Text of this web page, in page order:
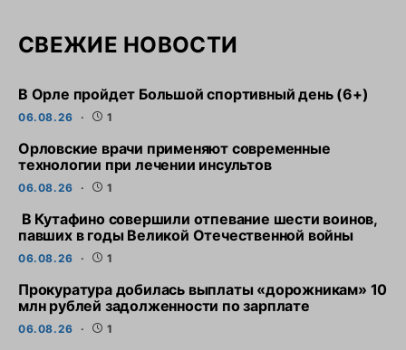
СВЕЖИЕ НОВОСТИ
В Орле пройдет Большой спортивный день (6+)
06.08.26 1
Орловские врачи применяют современные
технологии при лечении инсультов
06.08.26 1
В Кутафино совершили отпевание шести воинов,
павших в годы Великой Отечественной войны
06.08.26 1
Прокуратура добилась выплаты «дорожникам» 10
млн рублей задолженности по зарплате
06.08.26 1